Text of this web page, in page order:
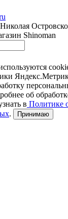
Shinoman
об
в Политике
. Принимаю